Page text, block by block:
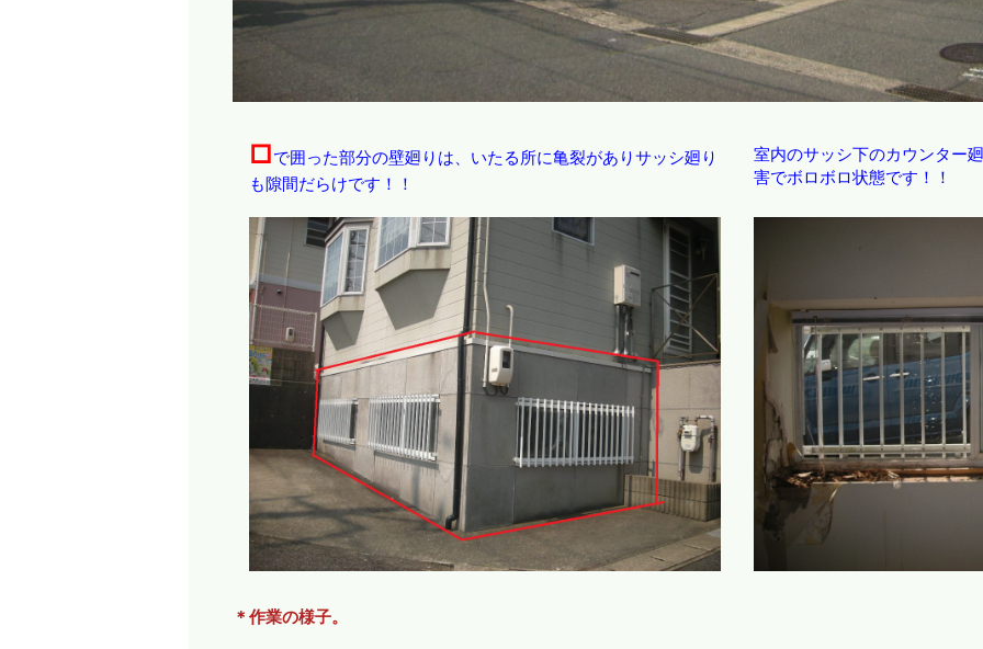
□で囲った部分の壁廻りは、いたる所に亀裂がありサッシ廻り
も隙間だらけです！！
室内のサッシ下のカウンター
害でボロボロ状態です！！
＊作業の様子。